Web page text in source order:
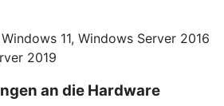
11, Windows Server 2016
2019
an die Hardware